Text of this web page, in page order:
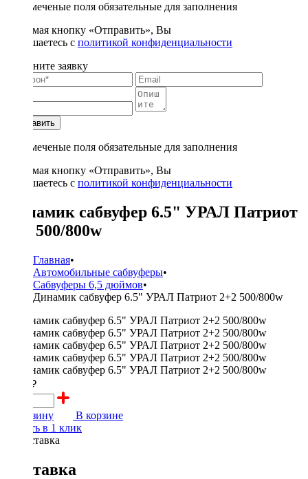
* - отмеченые поля обязательные для заполнения
Нажимая кнопку «Отправить», Вы
соглашаетесь с политикой конфиденциальности
Заполните заявку
Отправить
* - отмеченые поля обязательные для заполнения
Нажимая кнопку «Отправить», Вы
соглашаетесь с политикой конфиденциальности
Динамик сабвуфер 6.5" УРАЛ Патриот
2+2 500/800w
Главная•
Автомобильные сабвуферы•
Сабвуферы 6,5 дюймов•
Динамик сабвуфер 6.5" УРАЛ Патриот 2+2 500/800w
7590 ₽
В корзину
В корзине
Купить в 1 клик
Доставка